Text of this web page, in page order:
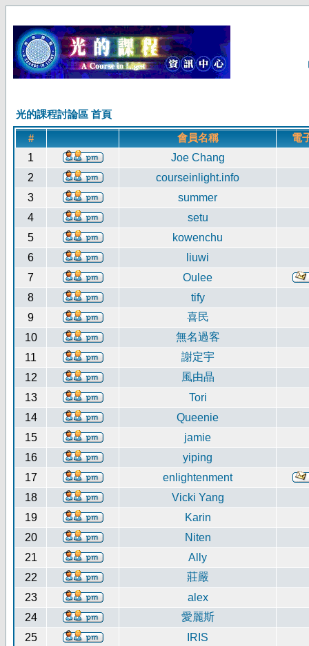
光的課程討論區 首頁
# 會員名稱
電
1
Joe Chang
2
courseinlight.info
3
summer
4
setu
5
kowenchu
6
liuwi
7
Oulee
8
tify
9
喜民
10
無名過客
11
謝定宇
12
風由晶
13
Tori
14
Queenie
15
jamie
16
yiping
17
enlightenment
18
Vicki Yang
19
Karin
20
Niten
21
Ally
22
莊嚴
23
alex
24
愛麗斯
25
IRIS